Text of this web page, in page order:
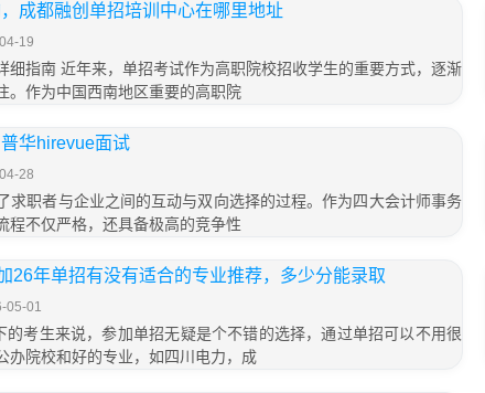
成都融创单招培训中心在哪里地址
19
细指南 近年来，单招考试作为高职院校招收学生的重要方式，逐渐
。作为中国西南地区重要的高职院
华hirevue面试
28
求职者与企业之间的互动与双向选择的过程。作为四大会计师事务
程不仅严格，还具备极高的竞争性
26年单招有没有适合的专业推荐，多少分能录取
05-01
的考生来说，参加单招无疑是个不错的选择，通过单招可以不用很
办院校和好的专业，如四川电力，成